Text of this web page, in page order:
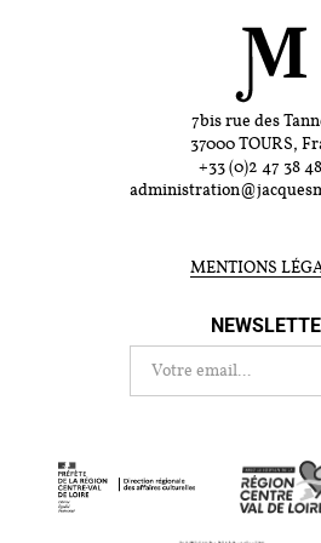
7bis rue des
37000 TOURS,
+33 (0)2 47 38
MENTIONS